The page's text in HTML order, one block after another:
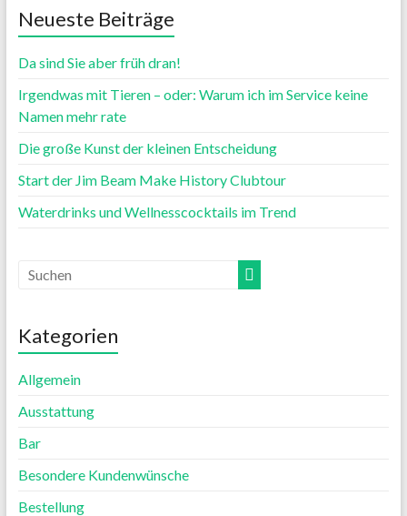
Neueste Beiträge
Da sind Sie aber früh dran!
Irgendwas mit Tieren – oder: Warum ich im Service keine
Namen mehr rate
Die große Kunst der kleinen Entscheidung
Start der Jim Beam Make History Clubtour
Waterdrinks und Wellnesscocktails im Trend
Kategorien
Allgemein
Ausstattung
Bar
Besondere Kundenwünsche
Bestellung